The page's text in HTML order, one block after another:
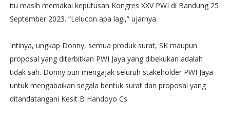
itu masih memakai keputusan Kongres XXV PWI di Bandung 25
September 2023. “Lelucon apa lagi,” ujarnya.
Intinya, ungkap Donny, semua produk surat, SK maupun
proposal yang diterbitkan PWI Jaya yang dibekukan adalah
tidak sah. Donny pun mengajak seluruh stakeholder PWI Jaya
untuk mengabaikan segala bentuk surat dan proposal yang
ditandatangani Kesit B Handoyo Cs.